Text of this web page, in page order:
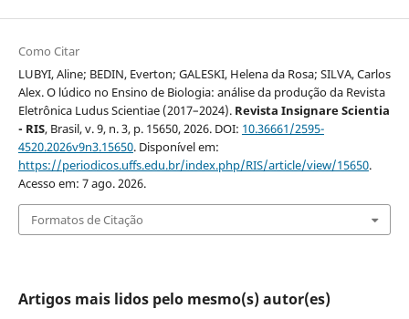
Como Citar
LUBYI, Aline; BEDIN, Everton; GALESKI, Helena da Rosa; SILVA, Carlos
Alex. O lúdico no Ensino de Biologia: análise da produção da Revista
Eletrônica Ludus Scientiae (2017–2024). Revista Insignare Scientia
- RIS, Brasil, v. 9, n. 3, p. 15650, 2026. DOI: 10.36661/2595-
4520.2026v9n3.15650. Disponível em:
https://periodicos.uffs.edu.br/index.php/RIS/article/view/15650.
Acesso em: 7 ago. 2026.
Formatos de Citação
Artigos mais lidos pelo mesmo(s) autor(es)